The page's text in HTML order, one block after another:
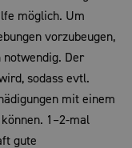
möglich. Um
vorzubeugen,
Der
sodass evtl.
mit einem
1–2-mal
gute